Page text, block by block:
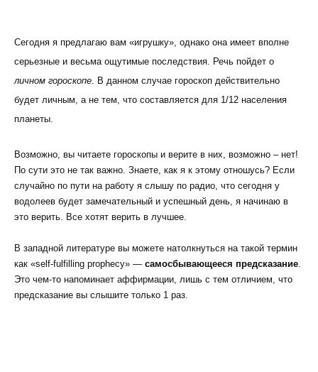
Сегодня я предлагаю вам «игрушку», однако она имеет вполне
серьезные и весьма ощутимые последствия. Речь пойдет о
личном гороскопе . В данном случае гороскоп действительно
будет личным, а не тем, что составляется для 1/12 населения
планеты.
Возможно, вы читаете гороскопы и верите в них, возможно – нет!
По сути это не так важно. Знаете, как я к этому отношусь? Если
случайно по пути на работу я слышу по радио, что сегодня у
водолеев будет замечательный и успешный день, я начинаю в
это верить. Все хотят верить в лучшее.
В западной литературе вы можете натолкнуться на такой термин
как «self-fulfilling prophecy» — самосбывающееся предсказание.
Это чем-то напоминает аффирмации, лишь с тем отличием, что
предсказание вы слышите только 1 раз.